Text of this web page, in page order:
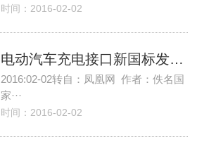
时间：2016-02-02
电动汽车充电接口新国标发布 未来充电桩将兼容
2016:02-02转自：凤凰网 作者：佚名国
家···
时间：2016-02-02